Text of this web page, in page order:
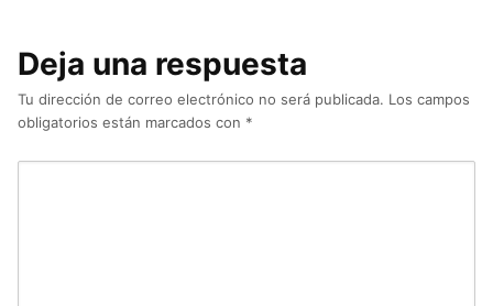
Deja una respuesta
Tu dirección de correo electrónico no será publicada. Los campos
obligatorios están marcados con *